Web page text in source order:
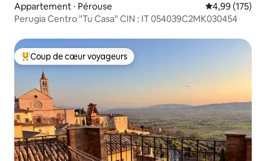
Appartement ⋅ Pérouse Évaluation
4,99 (175)
Perugia Centro "Tu Casa" CIN : IT 054039C2MK030454
Coups de cœur voyageurs les plus appréciés
Coup de cœur voyageurs